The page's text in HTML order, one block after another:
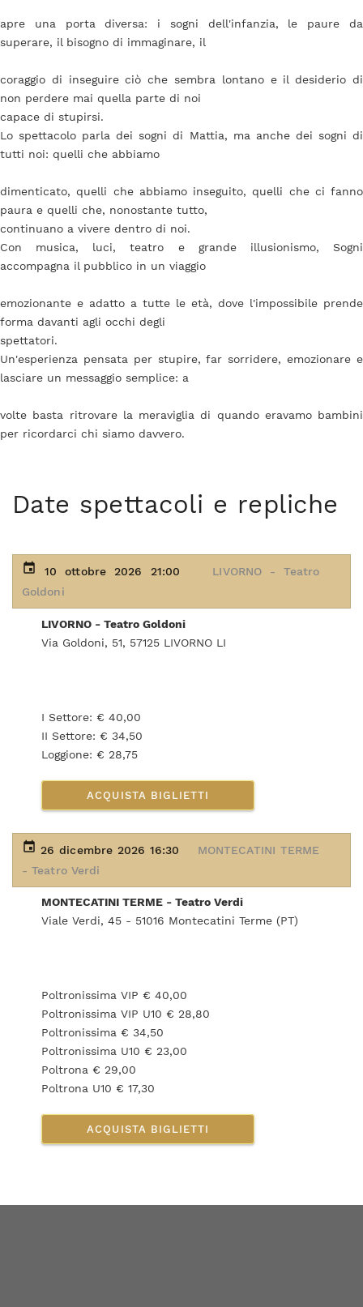
apre una porta diversa: i sogni dell'infanzia, le paure da
superare, il bisogno di immaginare, il
coraggio di inseguire ciò che sembra lontano e il desiderio di
non perdere mai quella parte di noi
capace di stupirsi.
Lo spettacolo parla dei sogni di Mattia, ma anche dei sogni di
tutti noi: quelli che abbiamo
dimenticato, quelli che abbiamo inseguito, quelli che ci fanno
paura e quelli che, nonostante tutto,
continuano a vivere dentro di noi.
Con musica, luci, teatro e grande illusionismo, Sogni
accompagna il pubblico in un viaggio
emozionante e adatto a tutte le età, dove l'impossibile prende
forma davanti agli occhi degli
spettatori.
Un'esperienza pensata per stupire, far sorridere, emozionare e
lasciare un messaggio semplice: a
volte basta ritrovare la meraviglia di quando eravamo bambini
per ricordarci chi siamo davvero.
Date spettacoli e repliche
event 10 ottobre 2026 21:00 LIVORNO - Teatro
Goldoni
LIVORNO - Teatro Goldoni
Via Goldoni, 51, 57125 LIVORNO LI
I Settore: € 40,00
II Settore: € 34,50
Loggione: € 28,75
ACQUISTA BIGLIETTI
event 26 dicembre 2026 16:30 MONTECATINI TERME
- Teatro Verdi
MONTECATINI TERME - Teatro Verdi
Viale Verdi, 45 - 51016 Montecatini Terme (PT)
Poltronissima VIP € 40,00
Poltronissima VIP U10 € 28,80
Poltronissima € 34,50
Poltronissima U10 € 23,00
Poltrona € 29,00
Poltrona U10 € 17,30
ACQUISTA BIGLIETTI